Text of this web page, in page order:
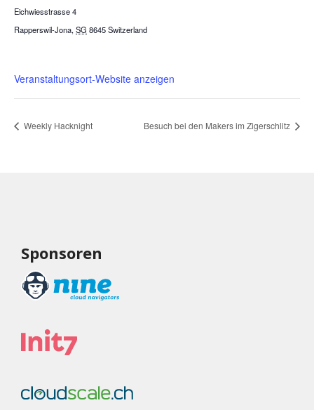
Eichwiesstrasse 4
Rapperswil-Jona, SG 8645Switzerland
Veranstaltungsort-Website anzeigen
Weekly Hacknight Besuch bei den Makers im Zigerschlitz
Sponsoren